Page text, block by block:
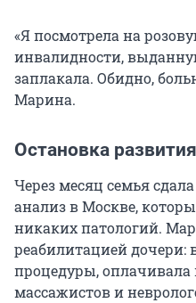
«Я посмотрела на
инвалидности,
заплакала. Обидно,
Марина.
Остановка развития
Через месяц семья
анализ в Москве,
никаких патологий.
реабилитацией дочери:
процедуры, оплачивала
массажистов и